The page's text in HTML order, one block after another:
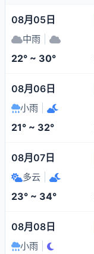
08月05日
中雨
22° ~ 30°
08月06日
小雨
21° ~ 32°
08月07日
多云
23° ~ 34°
08月08日
小雨